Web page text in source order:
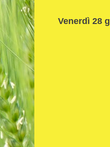
Venerdì 28